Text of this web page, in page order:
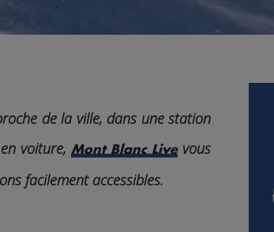
de la ville, dans une station
voiture, Mont Blanc Livevous
facilement accessibles.